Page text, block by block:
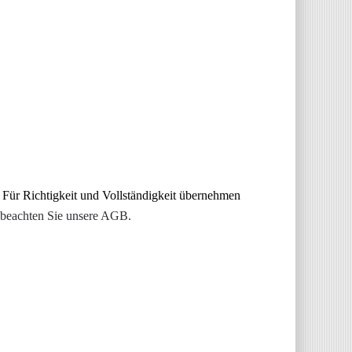
Richtigkeit und Vollständigkeit übernehmen
Sie unsere AGB.